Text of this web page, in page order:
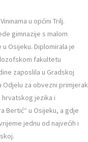
u općini Trilj.
gimnazije s malom
Osijeku. Diplomirala je
fakultetu
zaposlila u Gradskoj
Odjelu za obvezni primjerak
hrvatskog jezika i
Bertić“ u Osijeku, a gdje
jednu od najvećih i